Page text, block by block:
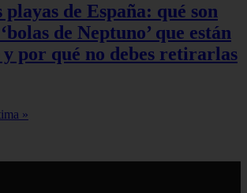
de España: qué son
de Neptuno’ que están
por qué no debes retirarlas
»